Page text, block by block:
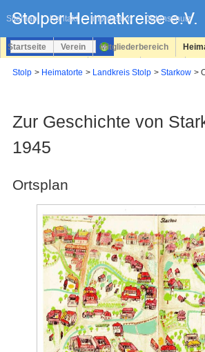
Sitemap Kontakt Impressum Datenschutz
überspringen
Startseite Verein Mitgliederbereich
Stolp Heimatorte Landkreis Stolp Starkow
Zur Geschichte von
1945
Ortsplan